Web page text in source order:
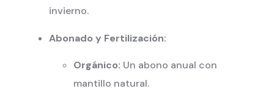
invierno.
Abonado y Fertilización:
Orgánico: Un abono anual con
mantillo natural.